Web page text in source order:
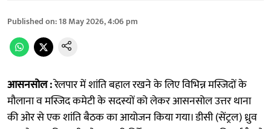
Published on:18 May 2026, 4:06 pm
आसनसोल :रेलपार में शांति बहाल रखने के लिए विभिन्न मस्जिदों के
मौलाना व मस्जिद कमेटी के सदस्यों को लेकर आसनसोल उत्तर थाना
की ओर से एक शांति बैठक का आयोजन किया गया। डीसी (सेंट्रल) ध्रुव